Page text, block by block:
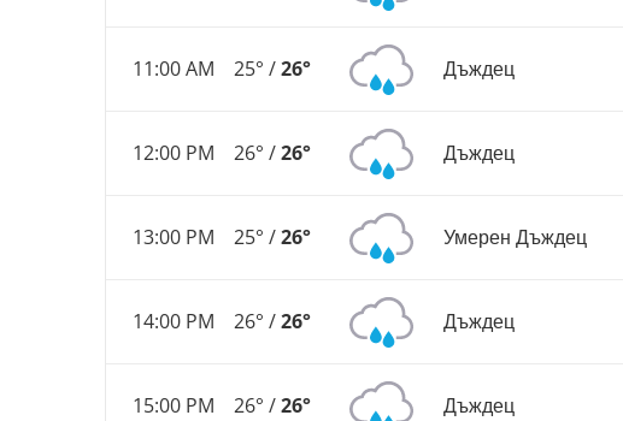
11:00 AM 25° /26° Дъждец
12:00 PM 26° /26° Дъждец
13:00 PM 25° /26° Умерен Дъждец
14:00 PM 26° /26° Дъждец
15:00 PM 26° /26° Дъждец